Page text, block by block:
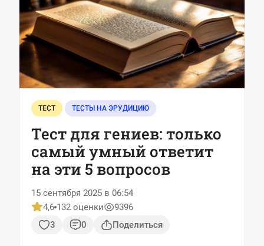
ТЕСТ ТЕСТЫ НА ЭРУДИЦИЮ
Тест для гениев: только
самый умный ответит
на эти 5 вопросов
15 сентября 2025 в 06:54
4,6 132 оценки
9396
3
0 Поделиться